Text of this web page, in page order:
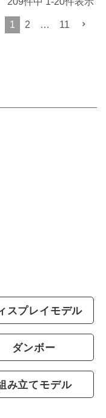
1 2 … 11
スプレイモデル
ダンボー
み立てモデル